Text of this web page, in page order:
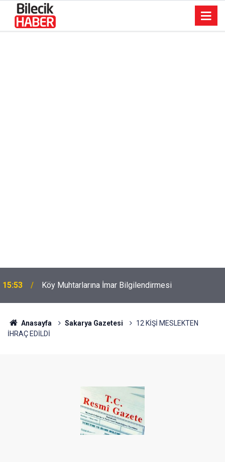
15:53 Köy Muhtarlarına İmar Bilgilendirmesi
Anasayfa Sakarya Gazetesi
12 KİŞİ MESLEKTEN
İHRAÇ EDİLDİ